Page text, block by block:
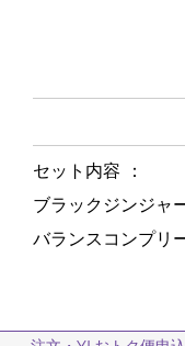
セット内容 ：
ブラックジンジャ
バランスコンプリ